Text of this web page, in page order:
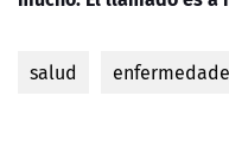
salud